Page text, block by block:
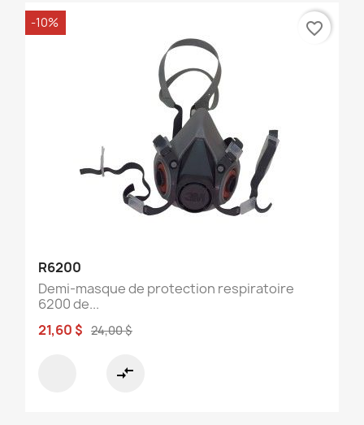
R6200
Demi-masque de protection respiratoire
6200 de...
21,60 $ 24,00 $
compare_arrows
-10% favorite_border